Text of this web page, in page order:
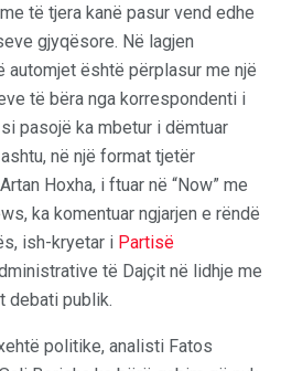
të tjera kanë pasur vend edhe
gjyqësore. Në lagjen
automjet është përplasur me një
të bëra nga korrespondenti i
pasojë ka mbetur i dëmtuar
në një format tjetër
Hoxha, i ftuar në “Now” me
ka komentuar ngjarjen e rëndë
ish-kryetar i Partisë
të Dajçit në lidhje me
debati publik.
politike, analisti Fatos